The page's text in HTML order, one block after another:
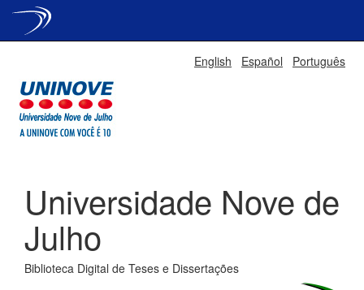
English Español Português
Universidade Nove de
Julho
Biblioteca Digital de Teses e Dissertações